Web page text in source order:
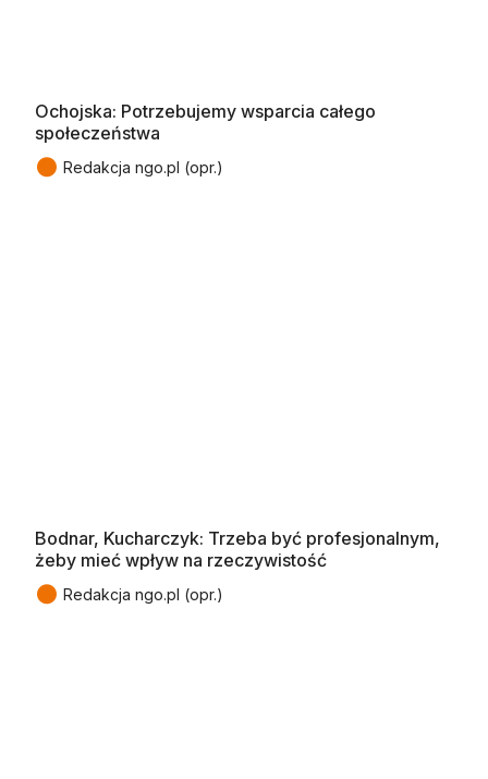
Ochojska: Potrzebujemy wsparcia całego
społeczeństwa
● Redakcja ngo.pl (opr.)
Bodnar, Kucharczyk: Trzeba być profesjonalnym,
żeby mieć wpływ na rzeczywistość
● Redakcja ngo.pl (opr.)